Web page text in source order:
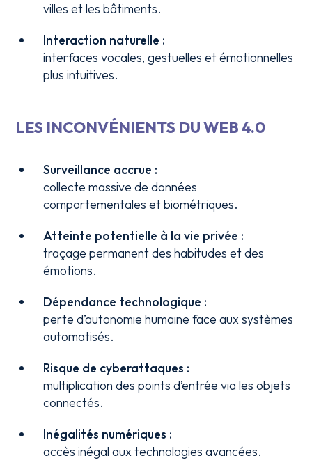
villes et les bâtiments.
Interaction naturelle :
interfaces vocales, gestuelles et émotionnelles
plus intuitives.
LES INCONVÉNIENTS DU WEB 4.0
Surveillance accrue :
collecte massive de données
comportementales et biométriques.
Atteinte potentielle à la vie privée :
traçage permanent des habitudes et des
émotions.
Dépendance technologique :
perte d’autonomie humaine face aux systèmes
automatisés.
Risque de cyberattaques :
multiplication des points d’entrée via les objets
connectés.
Inégalités numériques :
accès inégal aux technologies avancées.